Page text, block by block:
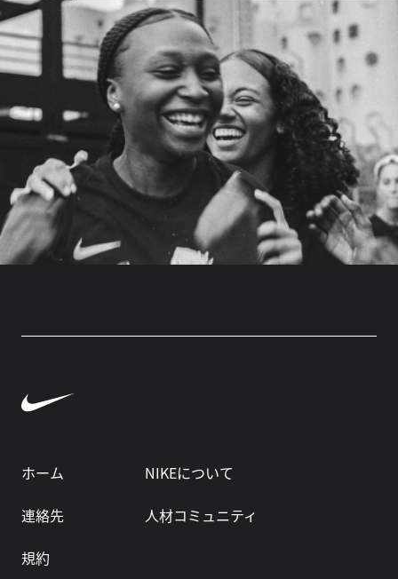
ホーム
NIKEについて
連絡先
人材コミュニティ
規約